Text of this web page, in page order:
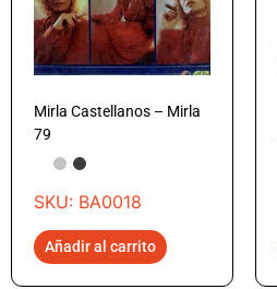
Mirla Castellanos – Mirla
79
SKU: BA0018
Añadir al carrito